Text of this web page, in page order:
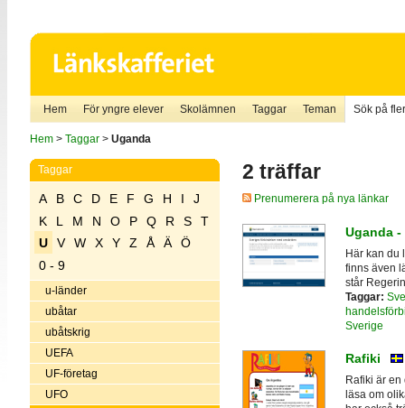
Hem För yngre elever Skolämnen Taggar Teman Sök på
Hem> Taggar> Uganda
Taggar
A B C D E F G H I
J
K
L M N O P Q R S
T
U
V W X Y Z Å Ä
Ö
0 - 9
u-länder
ubåtar
ubåtskrig
UEFA
UF-företag
UFO
2 träffar
Prenumerera på nya länkar
Uganda
Här kan du
finns även
står
Taggar:
Sverige
Rafiki
Rafiki är
läsa om